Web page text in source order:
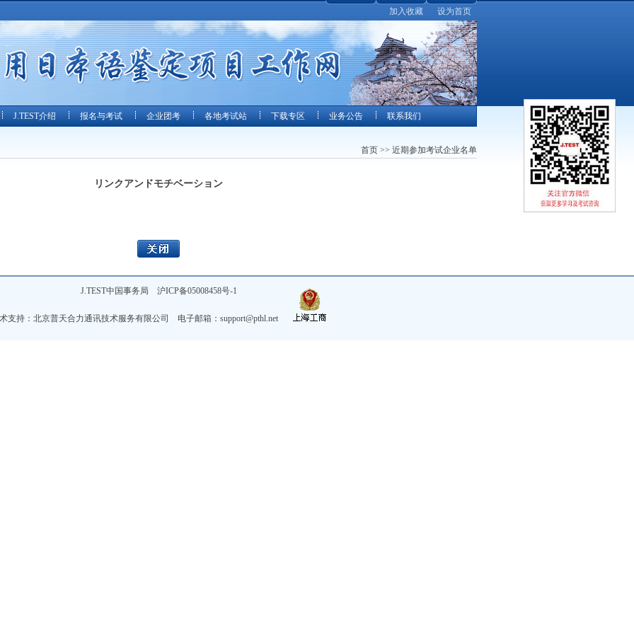
加入收藏 设为首页
J.TEST介绍 报名与考试 企业团考 各地考试站 下载专区 业务公告 联系我们
首页 >> 近期参加考试企业名单
リンクアンドモチベーション
J.TEST中国事务局 沪ICP备05008458号-1
支持：北京普天合力通讯技术服务有限公司 电子邮箱： support@pthl.net